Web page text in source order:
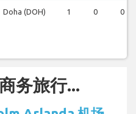
Doha (DOH) 1 0 0
务旅行...